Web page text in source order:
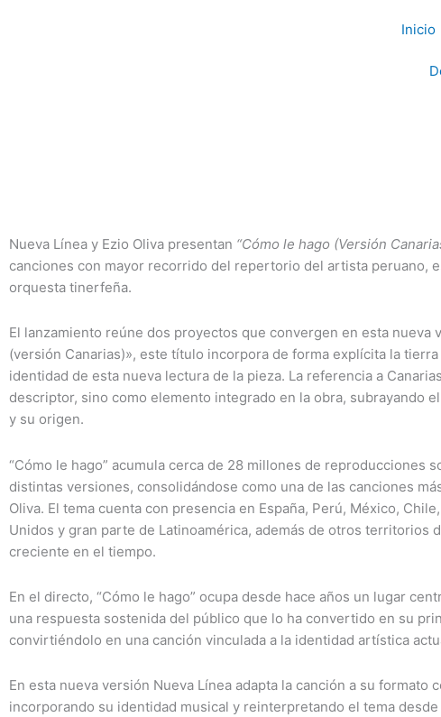
Inicio
Nueva Línea y Ezio Oliva presentan “Cómo le hago (Versión
canciones con mayor recorrido del repertorio del artista peruano,
orquesta tinerfeña.
El lanzamiento reúne dos proyectos que convergen en esta nueva
(versión Canarias)», este título incorpora de forma explícita la
identidad de esta nueva lectura de la pieza. La referencia a
descriptor, sino como elemento integrado en la obra, subrayando
y su origen.
“Cómo le hago” acumula cerca de 28 millones de reproducciones
distintas versiones, consolidándose como una de las canciones
Oliva. El tema cuenta con presencia en España, Perú, México,
Unidos y gran parte de Latinoamérica, además de otros territorios
creciente en el tiempo.
En el directo, “Cómo le hago” ocupa desde hace años un lugar
una respuesta sostenida del público que lo ha convertido en su
convirtiéndolo en una canción vinculada a la identidad artística
En esta nueva versión Nueva Línea adapta la canción a su formato
incorporando su identidad musical y reinterpretando el tema